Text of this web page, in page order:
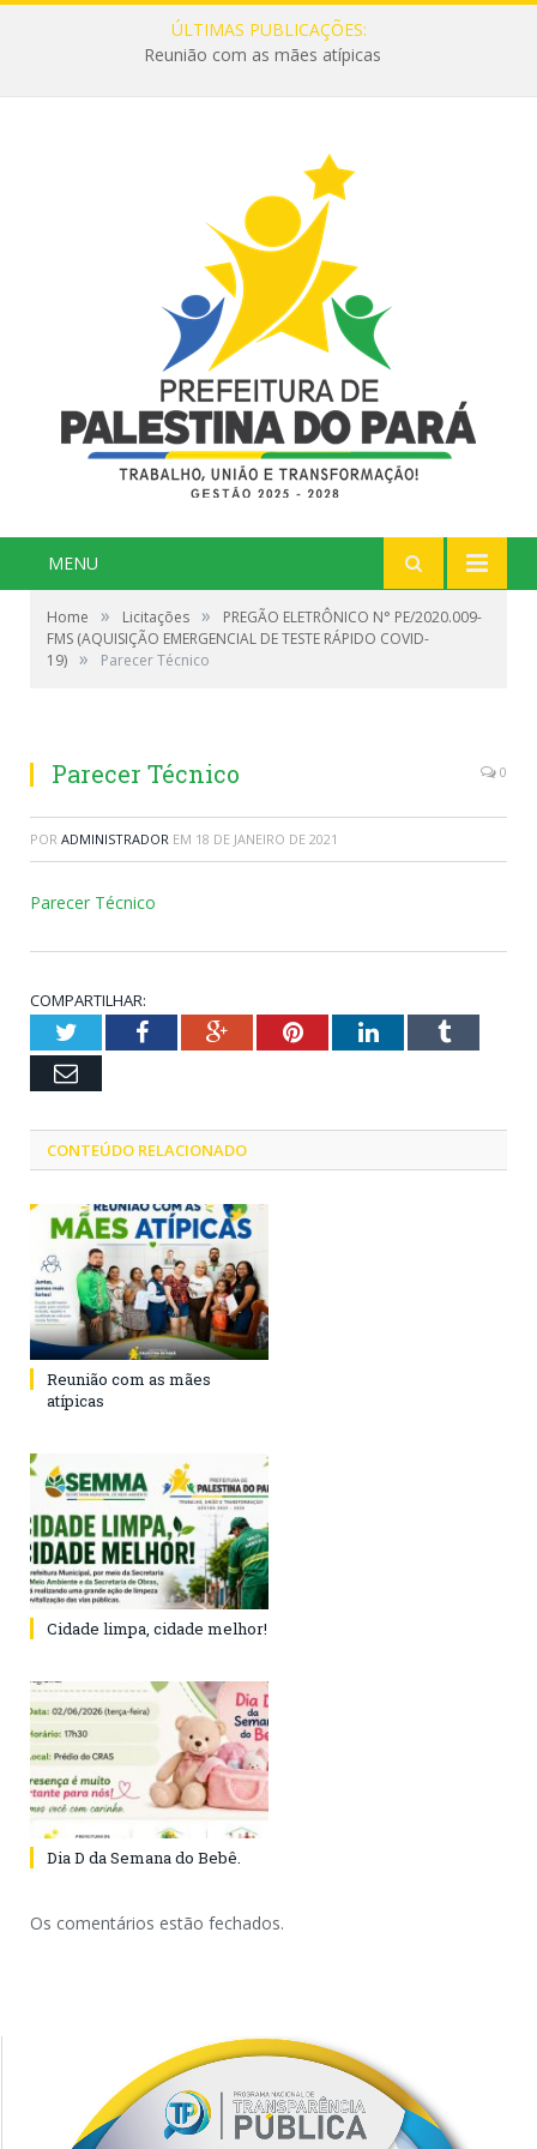
ÚLTIMAS PUBLICAÇÕES:
Reunião com as mães atípicas
MENU
Home » Licitações »
PREGÃO ELETRÔNICO N° PE/2020.009-
FMS (AQUISIÇÃO EMERGENCIAL DE TESTE RÁPIDO COVID-
19) » Parecer Técnico
Parecer Técnico 0
POR ADMINISTRADOR EM 18 DE JANEIRO DE 2021
Parecer Técnico
COMPARTILHAR:
TwitterFacebookGoogle+PinterestLinkedInTumblr
Email
CONTEÚDO RELACIONADO
Reunião com as mães
atípicas
Cidade limpa, cidade melhor!
Dia D da Semana do Bebê.
Os comentários estão fechados.